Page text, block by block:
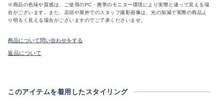
※商品の色味や質感は、ご使用のPC・携帯のモニター環境により実際と違って見える場
合がございます。また、店頭や屋外でのスタッフ撮影画像は、光の加減で実際の商品よ
り明るく見える場合がございますのでご了承くださいませ。
商品について問い合わせをする
返品について
このアイテムを着用したスタイリング